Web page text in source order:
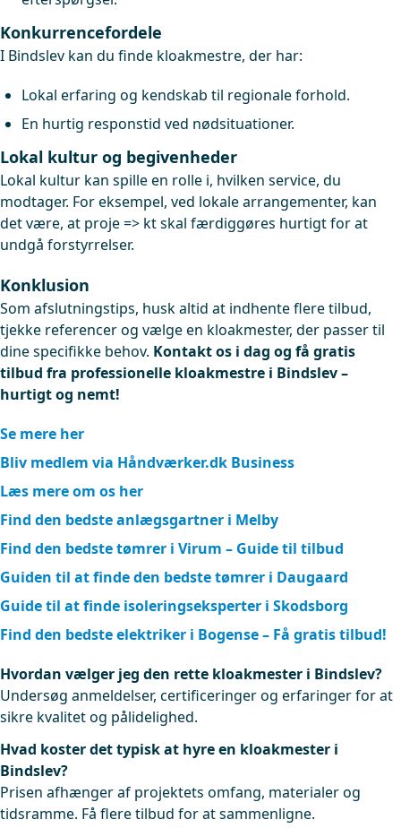
Konkurrencefordele
I Bindslev kan du finde kloakmestre, der har:
Lokal erfaring og kendskab til regionale forhold.
En hurtig responstid ved nødsituationer.
Lokal kultur og begivenheder
Lokal kultur kan spille en rolle i, hvilken service, du
modtager. For eksempel, ved lokale arrangementer, kan
det være, at proje => kt skal færdiggøres hurtigt for at
undgå forstyrrelser.
Konklusion
Som afslutningstips, husk altid at indhente flere tilbud,
tjekke referencer og vælge en kloakmester, der passer til
dine specifikke behov. Kontakt os i dag og få gratis
tilbud fra professionelle kloakmestre i Bindslev –
hurtigt og nemt!
Se mere her
Bliv medlem via Håndværker.dk Business
Læs mere om os her
Find den bedste anlægsgartner i Melby
Find den bedste tømrer i Virum – Guide til tilbud
Guiden til at finde den bedste tømrer i Daugaard
Guide til at finde isoleringseksperter i Skodsborg
Find den bedste elektriker i Bogense – Få gratis tilbud!
Hvordan vælger jeg den rette kloakmester i Bindslev?
Undersøg anmeldelser, certificeringer og erfaringer for at
sikre kvalitet og pålidelighed.
Hvad koster det typisk at hyre en kloakmester i
Bindslev?
Prisen afhænger af projektets omfang, materialer og
tidsramme. Få flere tilbud for at sammenligne.